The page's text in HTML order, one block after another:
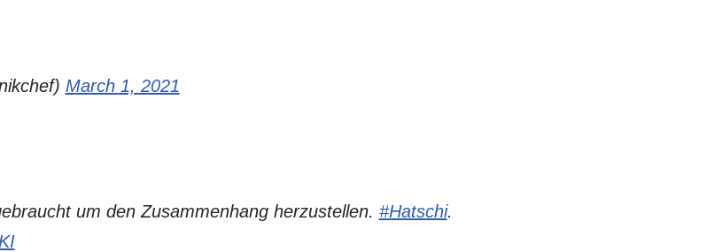
March 1, 2021
um den Zusammenhang herzustellen. #Hatschi.